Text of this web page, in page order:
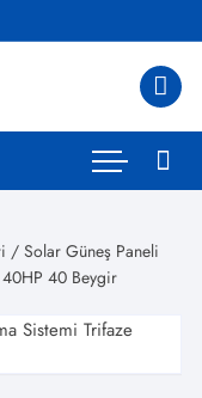
/ Solar Güneş Paneli
40HP 40 Beygir